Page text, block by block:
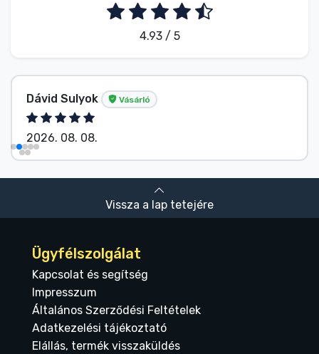
4.93 / 5
Dávid Sulyok Vásárló
2026. 08. 08.
Vissza a lap tetejére
Ügyfélszolgálat
Kapcsolat és segítség
Impresszum
Általános Szerződési Feltételek
Adatkezelési tájékoztató
Elállás, termék visszaküldés